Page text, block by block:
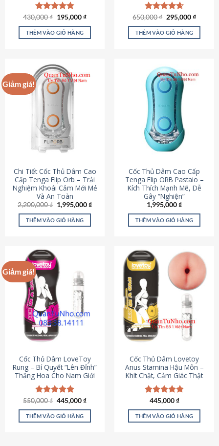
Được xếp
hạng4.78
5 sao
430,000₫ Giá
là:
430,000 ₫.
195,000₫Giá
tại
THÊM VÀO GIỎ HÀNG
Được xếp
hạng4.69
5 sao
650,000₫ Giá
là:
650,000 ₫.
295,000₫Giá
tại
THÊM VÀO GIỎ HÀNG
Giảm giá!
Chi Tiết Cốc Thủ Dâm Cao
Cấp Tenga Flip Orb – Trải
Nghiệm Khoái Cảm Mới Mẻ
Và An Toàn
2,200,000₫ Giá
gốc
là:
2,200,000 ₫.
1,995,000₫Giá
THÊM VÀO GIỎ HÀNG
Cốc Thủ Dâm Cao Cấp
Tenga Flip ORB Pastaio –
Kích Thích Mạnh Mẽ, Dễ
Gây “Nghiện”
1,995,000₫
THÊM VÀO GIỎ HÀNG
Giảm giá!
Cốc Thủ Dâm LoveToy
Rung – Bí Quyết “Lên Đỉnh”
Thăng Hoa Cho Nam Giới
Được xếp
hạng5.00
5 sao
550,000₫ Giá
là:
550,000 ₫.
445,000₫Giá
tại
THÊM VÀO GIỎ HÀNG
Cốc Thủ Dâm Lovetoy
Anus Stamina Hậu Môn –
Khít Chặt, Cảm Giác Thật
Được xếp
hạng4.84
5 sao
445,000₫
THÊM VÀO GIỎ HÀNG